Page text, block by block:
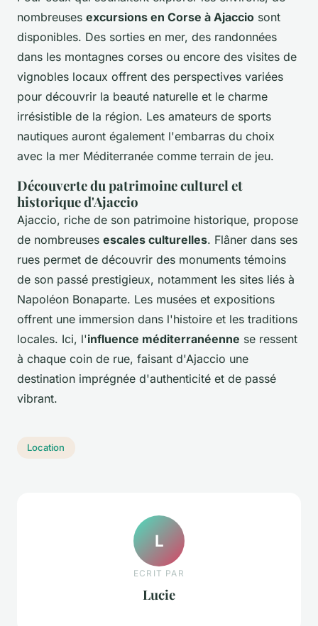
nombreuses excursions en Corse à Ajaccio sont
disponibles. Des sorties en mer, des randonnées
dans les montagnes corses ou encore des visites de
vignobles locaux offrent des perspectives variées
pour découvrir la beauté naturelle et le charme
irrésistible de la région. Les amateurs de sports
nautiques auront également l'embarras du choix
avec la mer Méditerranée comme terrain de jeu.
Découverte du patrimoine culturel et
historique d'Ajaccio
Ajaccio, riche de son patrimoine historique, propose
de nombreuses escales culturelles. Flâner dans ses
rues permet de découvrir des monuments témoins
de son passé prestigieux, notamment les sites liés à
Napoléon Bonaparte. Les musées et expositions
offrent une immersion dans l'histoire et les traditions
locales. Ici, l'influence méditerranéenne se ressent
à chaque coin de rue, faisant d'Ajaccio une
destination imprégnée d'authenticité et de passé
vibrant.
Location
L
ECRIT PAR
Lucie